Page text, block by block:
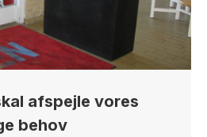
afspejle vores
behov